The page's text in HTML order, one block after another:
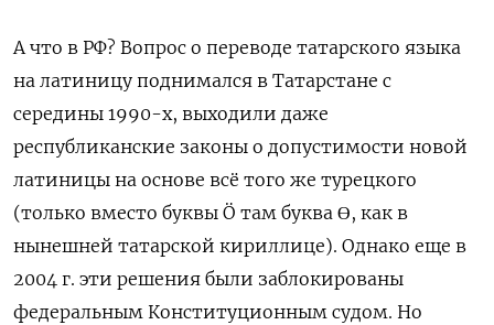
А что в РФ? Вопрос о переводе татарского языка
на латиницу поднимался в Татарстане с
середины 1990-х, выходили даже
республиканские законы о допустимости новой
латиницы на основе всё того же турецкого
(только вместо буквы Ӧ там буква Ɵ, как в
нынешней татарской кириллице). Однако еще в
2004 г. эти решения были заблокированы
федеральным Конституционным судом. Но